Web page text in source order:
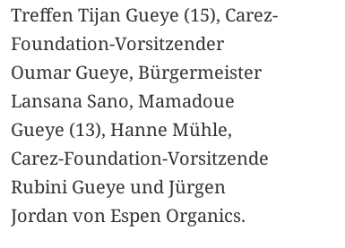
Treffen Tijan Gueye (15), Carez-
Foundation-Vorsitzender
Oumar Gueye, Bürgermeister
Lansana Sano, Mamadoue
Gueye (13), Hanne Mühle,
Carez-Foundation-Vorsitzende
Rubini Gueye und Jürgen
Jordan von Espen Organics.